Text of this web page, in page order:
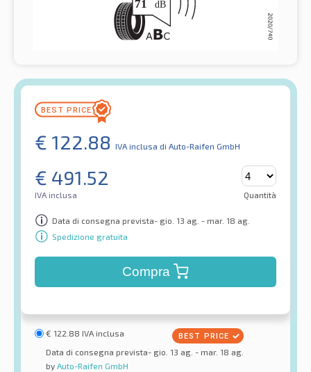
€ 122.88 IVA inclusa di Auto-Raifen GmbH
€ 491.52
IVA inclusa Quantità
Data di consegna prevista- gio. 13 ag. - mar. 18 ag.
Spedizione gratuita
Compra
€ 122.88 IVA inclusa
Data di consegna prevista- gio. 13 ag. - mar. 18 ag.
by Auto-Raifen GmbH